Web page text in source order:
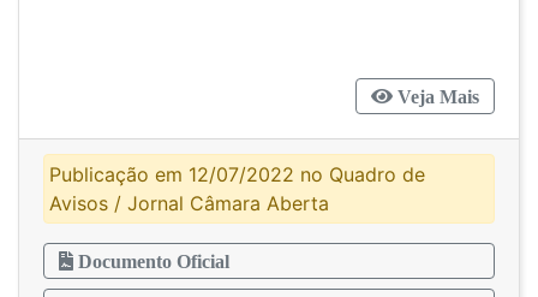
Veja Mais
Publicação em 12/07/2022 no Quadro de
Avisos / Jornal Câmara Aberta
Documento Oficial